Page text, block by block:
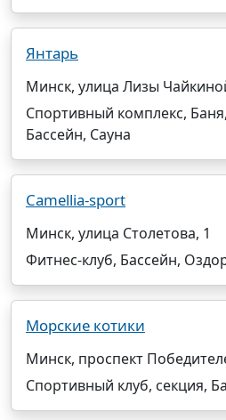
Янтарь
Минск, улица Лизы
Спортивный комплекс,
Бассейн, Сауна
Camellia-sport
Минск, улица Столетова, 1
Фитнес-клуб, Бассейн,
Морские котики
Минск, проспект
Спортивный клуб, секция,